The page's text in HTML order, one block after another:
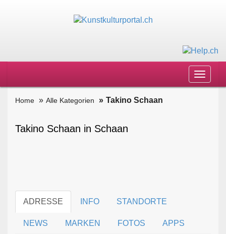
Toggle
Home Alle Kategorien Takino Schaan
Takino Schaan in Schaan
ADRESSE INFO STANDORTE
NEWS MARKEN FOTOS APPS